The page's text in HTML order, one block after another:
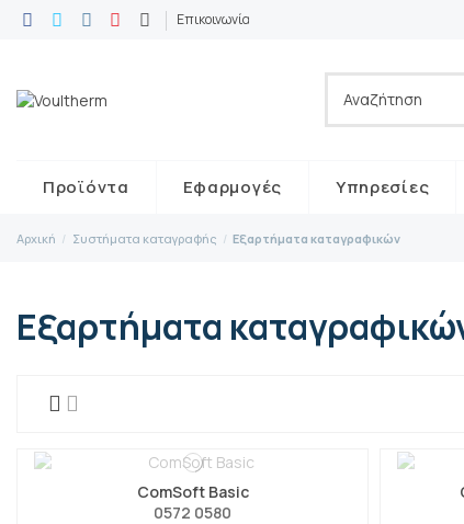
Επικοινωνία
Προϊόντα Εφαρμογές Υπηρεσίες
Αρχική Συστήματα καταγραφής Εξαρτήματα καταγραφικών
Εξαρτήματα
ComSoft Basic
0572 0580